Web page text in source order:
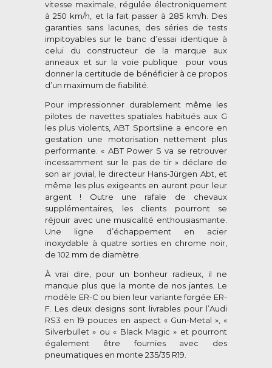
vitesse maximale, régulée électroniquement
à 250 km/h, et la fait passer à 285 km/h. Des
garanties sans lacunes, des séries de tests
impitoyables sur le banc d’essai identique à
celui du constructeur de la marque aux
anneaux et sur la voie publique pour vous
donner la certitude de bénéficier à ce propos
d’un maximum de fiabilité.
Pour impressionner durablement même les
pilotes de navettes spatiales habitués aux G
les plus violents, ABT Sportsline a encore en
gestation une motorisation nettement plus
performante. « ABT Power S va se retrouver
incessamment sur le pas de tir » déclare de
son air jovial, le directeur Hans-Jürgen Abt, et
même les plus exigeants en auront pour leur
argent ! Outre une rafale de chevaux
supplémentaires, les clients pourront se
réjouir avec une musicalité enthousiasmante.
Une ligne d’échappement en acier
inoxydable à quatre sorties en chrome noir,
de 102 mm de diamètre.
À vrai dire, pour un bonheur radieux, il ne
manque plus que la monte de nos jantes. Le
modèle ER-C ou bien leur variante forgée ER-
F. Les deux designs sont livrables pour l’Audi
RS3 en 19 pouces en aspect « Gun-Metal », «
Silverbullet » ou « Black Magic » et pourront
également être fournies avec des
pneumatiques en monte 235/35 R19.